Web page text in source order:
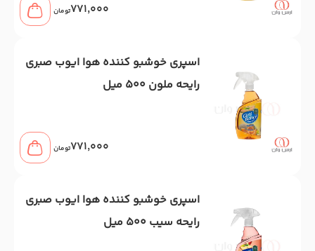
771,000تومان
اسپری خوشبو کننده هوا ایوب صبری
رایحه ملون 500 میل
771,000تومان
اسپری خوشبو کننده هوا ایوب صبری
رایحه سیب 500 میل